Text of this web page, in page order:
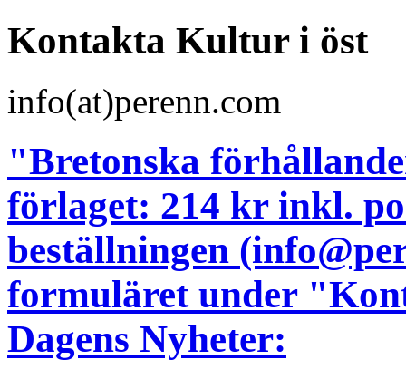
Kontakta Kultur i öst
info(at)perenn.com
"Bretonska
förlaget: 214 kr inkl.
beställningen
formuläret under
Dagens Nyheter: